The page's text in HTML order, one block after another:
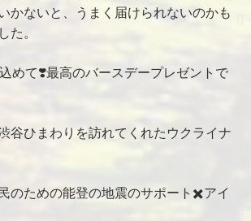
かないと、うまく届けられないのかも
た。
めて❣️最高のバースデープレゼントで
谷ひまわりを訪れてくれたウクライナ
のための能登の地震のサポート✖️アイ